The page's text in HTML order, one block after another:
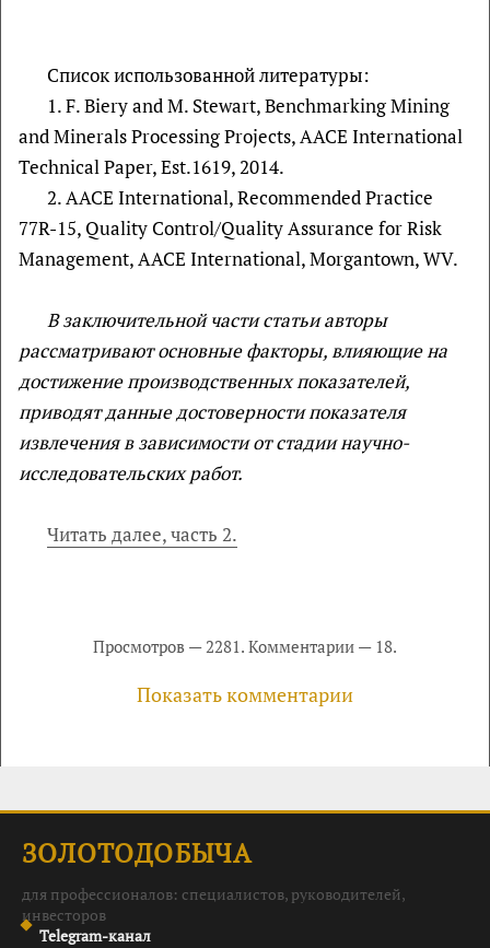
Список использованной литературы:
1. F. Biery and M. Stewart, Benchmarking Mining
and Minerals Processing Projects, AACE International
Technical Paper, Est.1619, 2014.
2. AACE International, Recommended Practice
77R-15, Quality Control/Quality Assurance for Risk
Management, AACE International, Morgantown, WV.
В заключительной части статьи авторы
рассматривают основные факторы, влияющие на
достижение производственных показателей,
приводят данные достоверности показателя
извлечения в зависимости от стадии научно-
исследовательских работ.
Читать далее, часть 2.
Просмотров — 2281. Комментарии — 18.
Показать комментарии
ЗОЛОТОДОБЫЧА
для профессионалов: специалистов, руководителей,
инвесторов
Telegram-канал